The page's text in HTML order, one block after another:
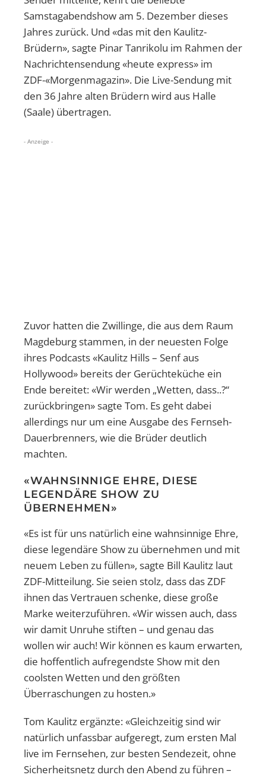
Samstagabendshow am 5. Dezember dieses
Jahres zurück. Und «das mit den Kaulitz-
Brüdern», sagte Pinar Tanrikolu im Rahmen der
Nachrichtensendung «heute express» im
ZDF-«Morgenmagazin». Die Live-Sendung mit
den 36 Jahre alten Brüdern wird aus Halle
(Saale) übertragen.
- Anzeige -
Zuvor hatten die Zwillinge, die aus dem Raum
Magdeburg stammen, in der neuesten Folge
ihres Podcasts «Kaulitz Hills – Senf aus
Hollywood» bereits der Gerüchteküche ein
Ende bereitet: «Wir werden „Wetten, dass..?“
zurückbringen» sagte Tom. Es geht dabei
allerdings nur um eine Ausgabe des Fernseh-
Dauerbrenners, wie die Brüder deutlich
machten.
«WAHNSINNIGE EHRE, DIESE
LEGENDÄRE SHOW ZU
ÜBERNEHMEN»
«Es ist für uns natürlich eine wahnsinnige Ehre,
diese legendäre Show zu übernehmen und mit
neuem Leben zu füllen», sagte Bill Kaulitz laut
ZDF-Mitteilung. Sie seien stolz, dass das ZDF
ihnen das Vertrauen schenke, diese große
Marke weiterzuführen. «Wir wissen auch, dass
wir damit Unruhe stiften – und genau das
wollen wir auch! Wir können es kaum erwarten,
die hoffentlich aufregendste Show mit den
coolsten Wetten und den größten
Überraschungen zu hosten.»
Tom Kaulitz ergänzte: «Gleichzeitig sind wir
natürlich unfassbar aufgeregt, zum ersten Mal
live im Fernsehen, zur besten Sendezeit, ohne
Sicherheitsnetz durch den Abend zu führen –